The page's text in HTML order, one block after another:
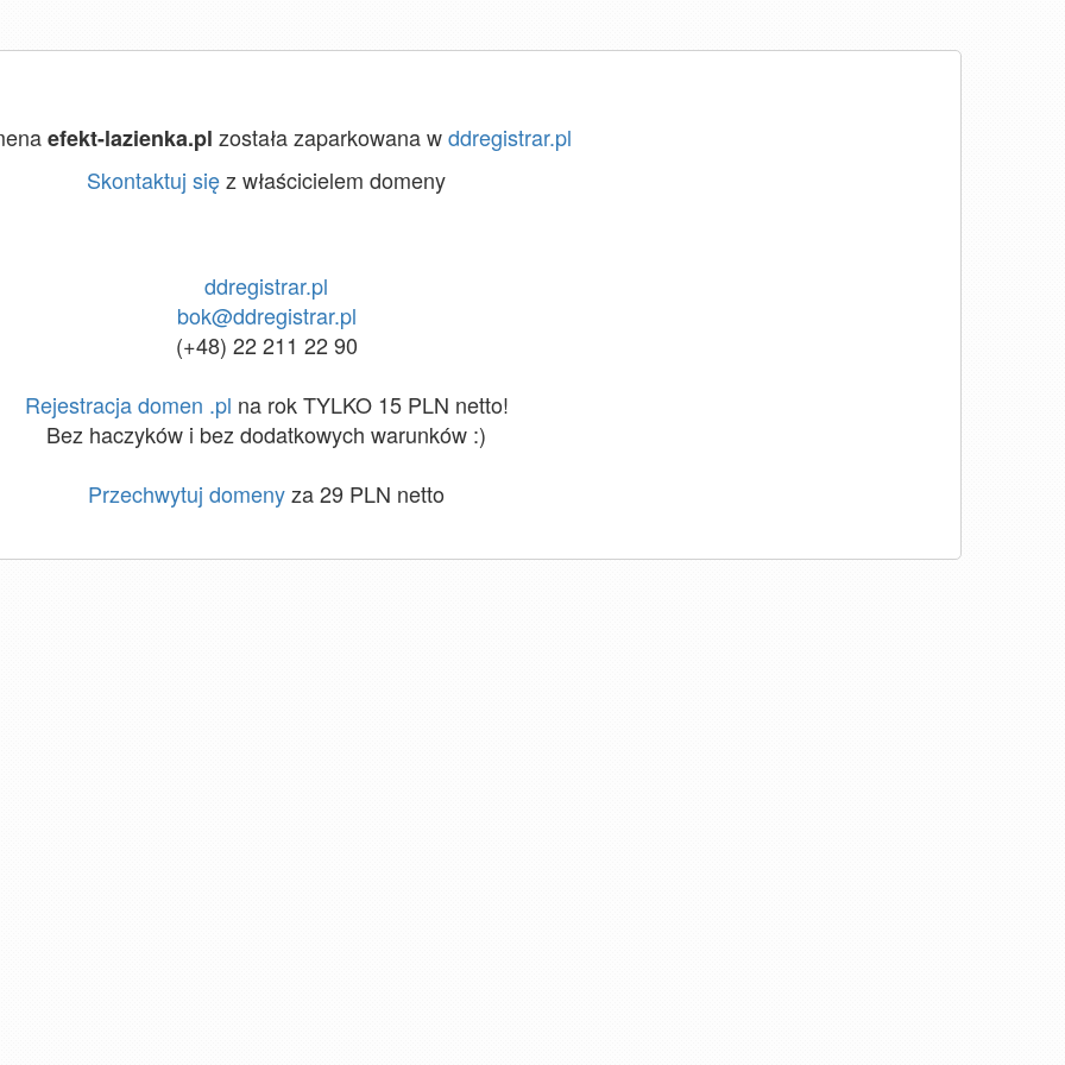
efekt-lazienka.pl została zaparkowana wddregistrar.pl
Skontaktuj sięz właścicielem domeny
ddregistrar.pl
bok@ddregistrar.pl
(+48) 22 211 22 90
Rejestracja domen .pl na rok TYLKO 15 PLN netto!
Bez haczyków i bez dodatkowych warunków :)
Przechwytuj domenyza 29 PLN netto